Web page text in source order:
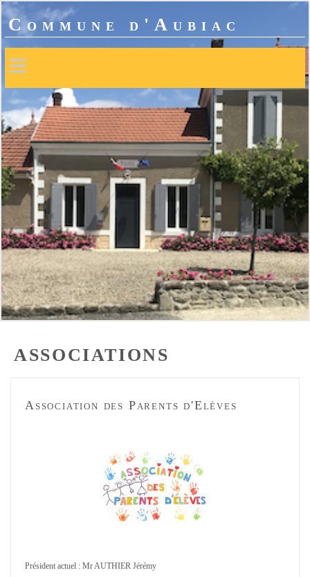
Commune d'Aubiac
≡
ASSOCIATIONS
Association des Parents d'Elèves
Président actuel : Mr AUTHIER Jérémy